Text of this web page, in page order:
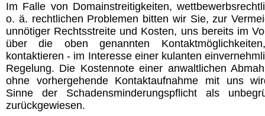
Im Falle von Domainstreitigkeiten,
o. ä. rechtlichen Problemen bitten wir Sie, zur
unnötiger Rechtsstreite und Kosten, uns bereits im
über die oben genannten
kontaktieren - im Interesse einer kulanten
Regelung. Die Kostennote einer anwaltlichen
ohne vorhergehende Kontaktaufnahme mit uns
Sinne der Schadensminderungspflicht als
zurückgewiesen.